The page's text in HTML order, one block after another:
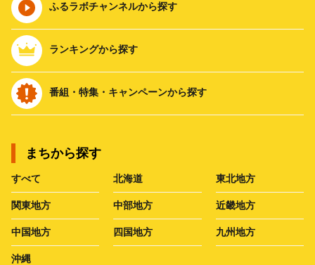
ふるラボチャンネルから探す
ランキングから探す
番組・特集・キャンペーンから探す
まちから探す
すべて 北海道 東北地方
関東地方 中部地方 近畿地方
中国地方 四国地方 九州地方
沖縄